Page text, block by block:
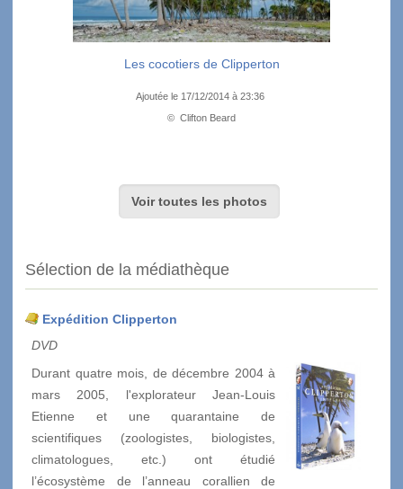
Les cocotiers de Clipperton
Ajoutée le 17/12/2014 à 23:36
© Clifton Beard
Voir toutes les photos
Sélection de la médiathèque
Expédition Clipperton
DVD
Durant quatre mois, de décembre 2004 à
mars 2005, l'explorateur Jean-Louis
Etienne et une quarantaine de
scientifiques (zoologistes, biologistes,
climatologues, etc.) ont étudié
l’écosystème de l’anneau corallien de